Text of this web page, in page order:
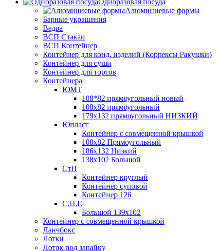
Одноразовая посуда
Алюминиевые формы
Барные украшения
Ведра
ВСП Стакан
ВСП Контейнер
Контейнер для конд. изделий (Коррексы Ракушки)
Контейнер для суши
Контейнер для тортов
Контейнера
ЮМТ
108*82 прямоугольный новый
108х82 прямоугольный
179х132 прямоугольный НИЗКИЙ
Юпласт
Контейнер с совмещенной крышкой
108х82 Прямоугольный
186х132 Низкий
138х102 Большой
СтП
Контейнер круглый
Контейнер суповой
Контейнер 126
С.П.Г.
Большой 139х102
Контейнер с совмещенной крышкой
Ланчбокс
Лотки
Лоток под запайку